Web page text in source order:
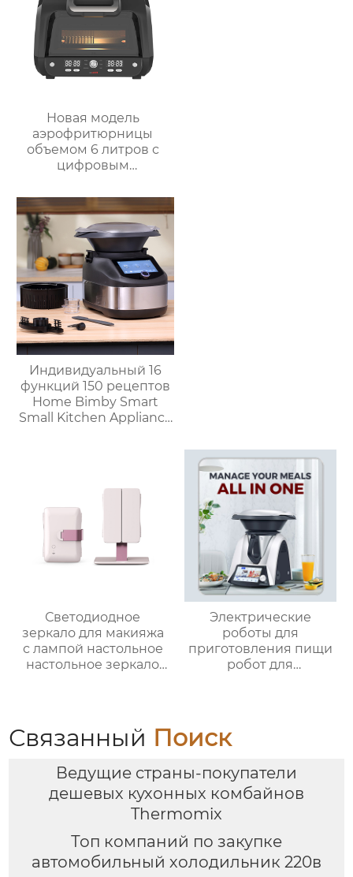
Новая модель
аэрофритюрницы
объемом 6 литров с
цифровым
предустановленными
функциями Духовка
Электрическая
интеллектуальная
воздушная
фритюрница
Хрустящий Готовит
без масла
Индивидуальный 16
функций 150 рецептов
Home Bimby Smart
Small Kitchen Appliance
Светодиодное
зеркало для макияжа
с лампой настольное
настольное зеркало
косметическое
зеркало для
фабрика зеркал
Электрические
роботы для
приготовления пищи
робот для
комбайн кухонная
Связанный Поиск
Ведущие страны-покупатели
дешевых кухонных комбайнов
Thermomix
Топ компаний по закупке
автомобильный холодильник 220в